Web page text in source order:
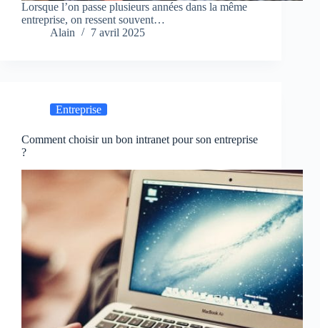
Lorsque l’on passe plusieurs années dans la même
entreprise, on ressent souvent…
Alain
7 avril 2025
Entreprise
Comment choisir un bon intranet pour son entreprise
?